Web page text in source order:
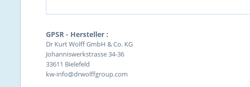
GPSR - Hersteller :
Dr Kurt Wolff GmbH & Co. KG
Johanniswerkstrasse 34-36
33611 Bielefeld
kw-info@drwolffgroup.com